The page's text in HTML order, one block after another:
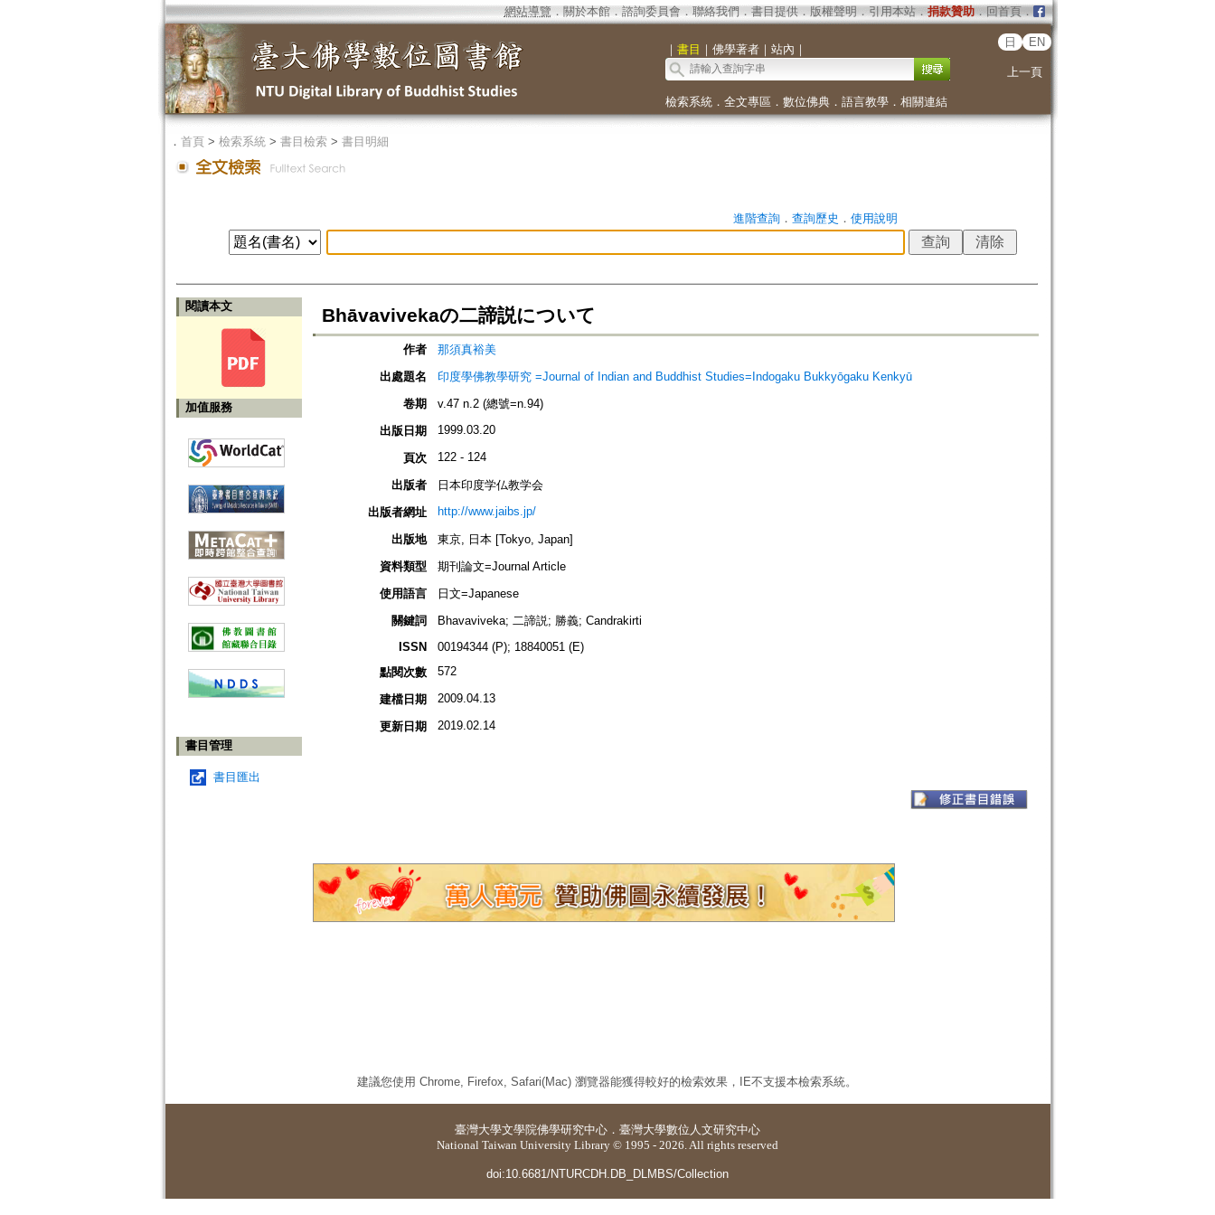
網站導覽 ． 關於本館． 諮詢委員會． 聯絡我們 ． 書目提供． 版權聲明 ． 引用本站． 捐款贊助．回首頁．
｜ 書目 ｜ 佛學著者｜ 站內 ｜
日 EN
上一頁
檢索系統． 全文專區 ． 數位佛典． 語言教學． 相關連結
． 首頁> 檢索系統> 書目檢索> 書目明細
進階查詢． 查詢歷史 ． 使用說明
閱讀本文
加值服務
書目管理
書目匯出
Bhāvavivekaの二諦説について
作者
那須真裕美
出處題名
印度學佛教學研究 =Journal of Indian and Buddhist Studies=Indogaku Bukkyōgaku Kenkyū
卷期
v.47 n.2 (總號=n.94)
出版日期
1999.03.20
頁次 122 - 124
出版者
日本印度学仏教学会
出版者網址
http://www.jaibs.jp/
出版地
東京, 日本 [Tokyo, Japan]
資料類型
期刊論文=Journal Article
使用語言
日文=Japanese
關鍵詞
Bhavaviveka; 二諦説; 勝義; Candrakirti
ISSN
00194344 (P); 18840051 (E)
點閱次數
572
建檔日期 2009.04.13
更新日期 2019.02.14
建議您使用 Chrome, Firefox, Safari(Mac) 瀏覽器能獲得較好的檢索效果，IE不支援本檢索系統。
臺灣大學文學院佛學研究中心 ． 臺灣大學數位人文研究中心
National Taiwan University Library © 1995 - 2026. All rights reserved
doi:10.6681/NTURCDH.DB_DLMBS/Collection